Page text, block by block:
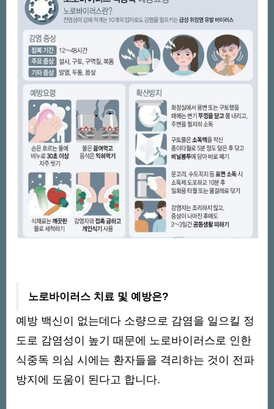
노로바이러스 치료 및 예방은?
예방 백신이 없는데다 소량으로 감염을 일으킬 정
도로 감염성이 높기 때문에 노로바이러스로 인한
식중독 의심 시에는 환자들을 격리하는 것이 전파
방지에 도움이 된다고 합니다.